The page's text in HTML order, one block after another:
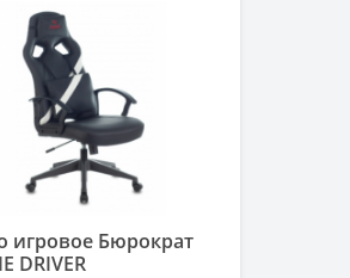
игровое Бюрократ
DRIVER